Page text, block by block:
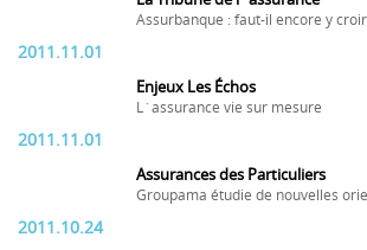
Assurbanque : faut-il encore y
2011.11.01
Enjeux Les Échos
L´assurance vie sur mesure
2011.11.01
Assurances des Particuliers
Groupama étudie de nouvelles
2011.10.24